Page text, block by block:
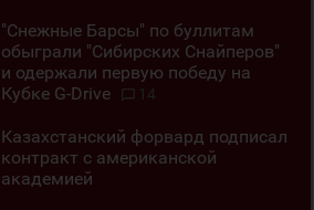
"Снежные Барсы" по буллитам
обыграли "Сибирских Снайперов"
и одержали первую победу на
Кубке G-Drive
14
Казахстанский форвард подписал
контракт с американской
академией